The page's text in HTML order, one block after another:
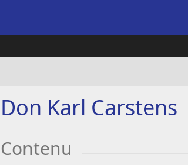
Don Karl Carstens
Contenu